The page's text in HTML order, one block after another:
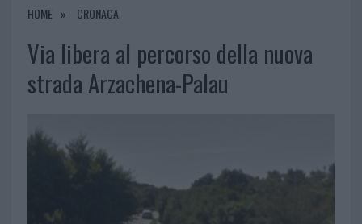
HOME CRONACA
Via libera al percorso della nuova
strada Arzachena-Palau